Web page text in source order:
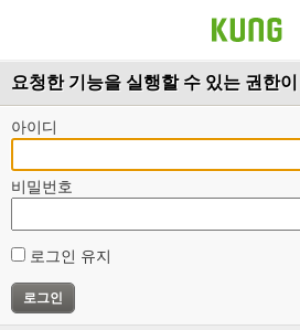
요청한 기능을 실행할 수 있는 권한
아이디
비밀번호
로그인 유지